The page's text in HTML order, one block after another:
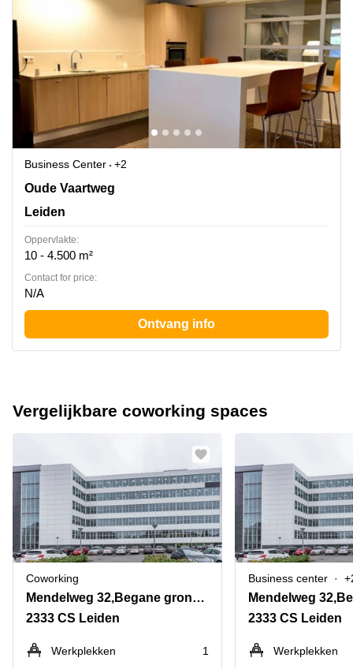
Business Center
+2
Oude Vaartweg 2, Leiden
Oude Vaartweg
Leiden
Oppervlakte:
10 - 4.500 m²
Contact for price:
N/A
Ontvang info
Vergelijkbare coworking spaces
Coworking
Mendelweg 32,Begane grond naar 2e verdieping
2333 CS Leiden
Werkplekken
1
Business center
2333 CS Leiden
Werkplekken